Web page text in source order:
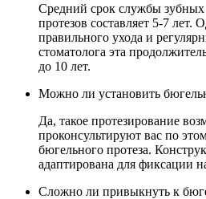
Средний срок службы
протезов составляет 5-7 лет.
правильного ухода и
стоматолога эта
до 10 лет.
Можно ли установить
Да, такое протезирование
проконсультируют вас по
бюгельного протеза.
адаптирована для фиксации
Сложно ли привыкнуть к